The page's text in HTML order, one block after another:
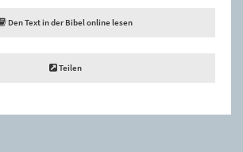
Den Text in der Bibel online lesen
Teilen